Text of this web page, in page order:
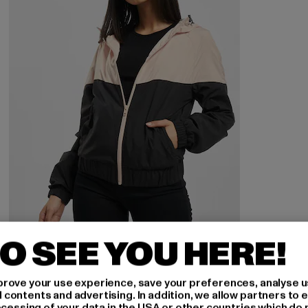
URBAN CLASSICS
Arrow
37,79 EUR
Derzeitiger Preis: 37,79 EUR
44,99 EURAktionspreis: 44,99 EUR
SEE YOU HERE!
your use experience, save your preferences, analyse
and advertising. In addition, we allow partners to